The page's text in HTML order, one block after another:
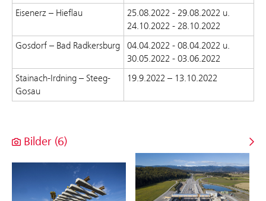
Eisenerz – Hieflau
25.08.2022 - 29.08.2022 u.
24.10.2022 - 28.10.2022
Gosdorf – Bad Radkersburg
04.04.2022 - 08.04.2022 u.
30.05.2022 - 03.06.2022
Stainach-Irdning – Steeg-
Gosau
19.9.2022 – 13.10.2022
Bilder (6)